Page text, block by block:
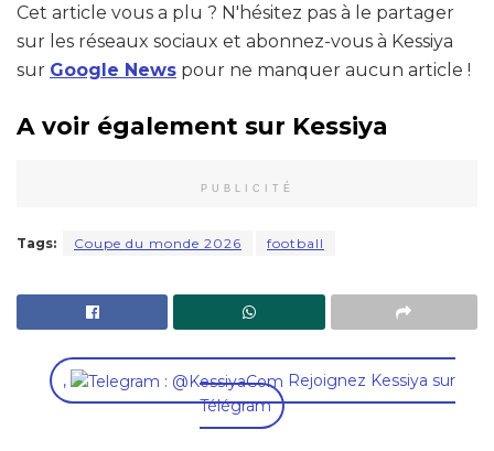
Cet article vous a plu ? N'hésitez pas à le partager
sur les réseaux sociaux et abonnez-vous à Kessiya
sur Google News pour ne manquer aucun article !
A voir également sur Kessiya
PUBLICITÉ
Tags: Coupe du monde 2026 football
,
Rejoignez Kessiya sur
Télégram